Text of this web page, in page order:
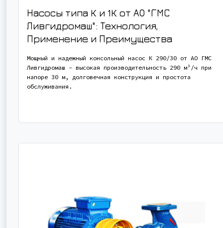
Насосы типа К и 1К от АО "ГМС
Ливгидромаш": Технология,
Применение и Преимущества
Мощный и надежный консольный насос К 290/30 от АО ГМС
Ливгидромаш - высокая производительность 290 м³/ч при
напоре 30 м, долговечная конструкция и простота
обслуживания.